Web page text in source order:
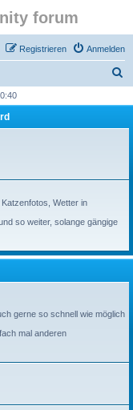
forum
Anmelden
Registrieren
h
Wetter in
so weiter, solange gängige
gerne so schnell wie möglich
mal anderen